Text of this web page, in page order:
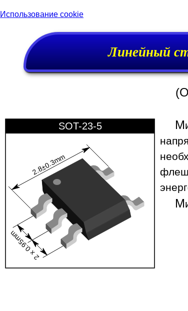
Использование cookie
Линейный
(О
2.8±0.3mm
2 x 0.95mm
SOT-23-5 М
М